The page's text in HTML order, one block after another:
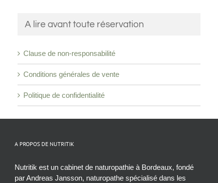
A lire avant toute réservation
Clause de non-responsabilité
Conditions générales de vente
Politique de confidentialité
A PROPOS DE NUTRITIK
Nutritik est un cabinet de naturopathie à Bordeaux, fondé
par Andreas Jansson, naturopathe spécialisé dans les